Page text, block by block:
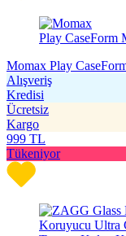
Momax Play
Alışveriş
Kredisi
Ücretsiz
Kargo
999 TL
Tükeniyor